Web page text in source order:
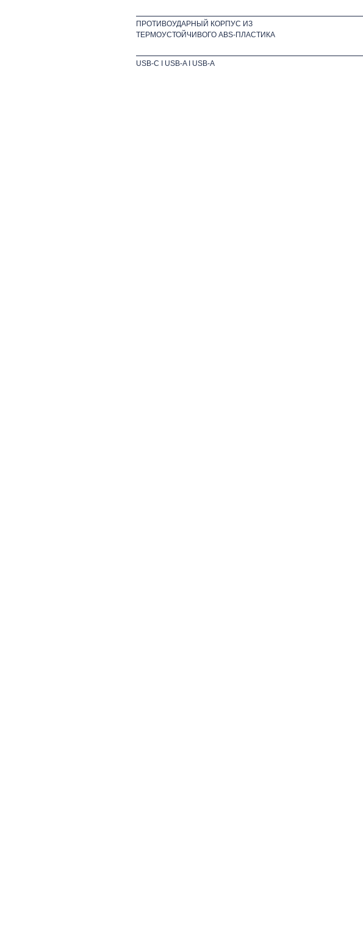
ПРОТИВОУДАРНЫЙ КОРПУС ИЗ
ТЕРМОУСТОЙЧИВОГО ABS-ПЛАСТИКА
USB-C I USB-A I USB-A